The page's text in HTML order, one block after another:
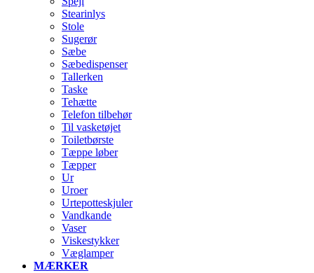
Stearinlys
Stole
Sugerør
Sæbe
Sæbedispenser
Tallerken
Taske
Tehætte
Telefon tilbehør
Til vasketøjet
Toiletbørste
Tæppe løber
Tæpper
Ur
Uroer
Urtepotteskjuler
Vandkande
Vaser
Viskestykker
Væglamper
MÆRKER